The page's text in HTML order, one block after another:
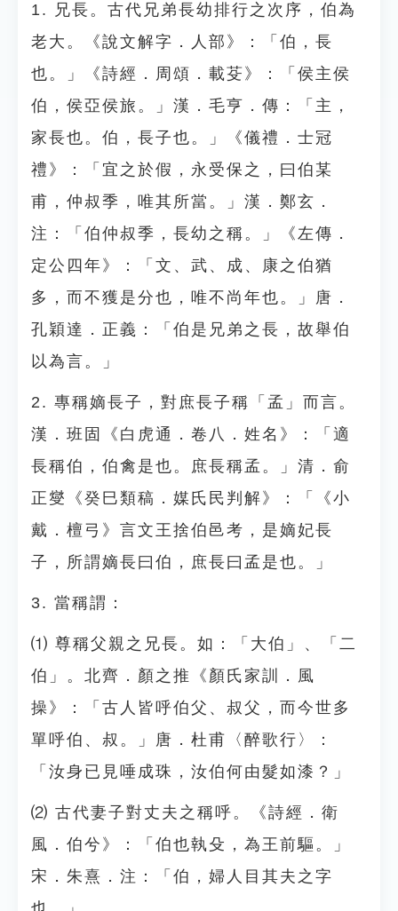
1. 兄長。古代兄弟長幼排行之次序，伯為
老大。《說文解字．人部》：「伯，長
也。」《詩經．周頌．載芟》：「侯主侯
伯，侯亞侯旅。」漢．毛亨．傳：「主，
家長也。伯，長子也。」《儀禮．士冠
禮》：「宜之於假，永受保之，曰伯某
甫，仲叔季，唯其所當。」漢．鄭玄．
注：「伯仲叔季，長幼之稱。」《左傳．
定公四年》：「文、武、成、康之伯猶
多，而不獲是分也，唯不尚年也。」唐．
孔穎達．正義：「伯是兄弟之長，故舉伯
以為言。」
2. 專稱嫡長子，對庶長子稱「孟」而言。
漢．班固《白虎通．卷八．姓名》：「適
長稱伯，伯禽是也。庶長稱孟。」清．俞
正燮《癸巳類稿．媒氏民判解》：「《小
戴．檀弓》言文王捨伯邑考，是嫡妃長
子，所謂嫡長曰伯，庶長曰孟是也。」
3. 當稱謂：
⑴ 尊稱父親之兄長。如：「大伯」、「二
伯」。北齊．顏之推《顏氏家訓．風
操》：「古人皆呼伯父、叔父，而今世多
單呼伯、叔。」唐．杜甫〈醉歌行〉：
「汝身已見唾成珠，汝伯何由髮如漆？」
⑵ 古代妻子對丈夫之稱呼。《詩經．衛
風．伯兮》：「伯也執殳，為王前驅。」
宋．朱熹．注：「伯，婦人目其夫之字